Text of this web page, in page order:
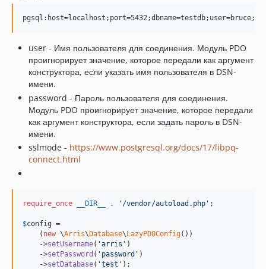
user - Имя пользователя для соединения. Модуль PDO
проигнорирует значение, которое передали как аргумент
конструктора, если указать имя пользователя в DSN-
имени.
password - Пароль пользователя для соединения.
Модуль PDO проигнорирует значение, которое передали
как аргумент конструктора, если задать пароль в DSN-
имени.
sslmode - https://www.postgresql.org/docs/17/libpq-
connect.html
require_once __DIR__ . ' /vendor/autoload.php ' ;
$config =
    (
new \Arris\Database\LazyPDOConfig())
    ->
setUsername( 'arris ' )
    ->
setPassword ( ' password ' )
    ->
setDatabase( 'test ' );